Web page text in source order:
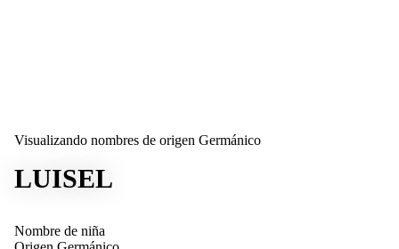
Visualizando nombres de origen Germánico
LUISEL
Nombre de niña